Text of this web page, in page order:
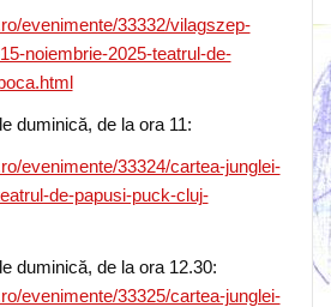
evenimente/33332/vilagszep-
noiembrie-2025-teatrul-de-
duminică, de la ora 11:
evenimente/33324/cartea-junglei-
de-papusi-puck-cluj-
duminică, de la ora 12.30:
evenimente/33325/cartea-junglei-